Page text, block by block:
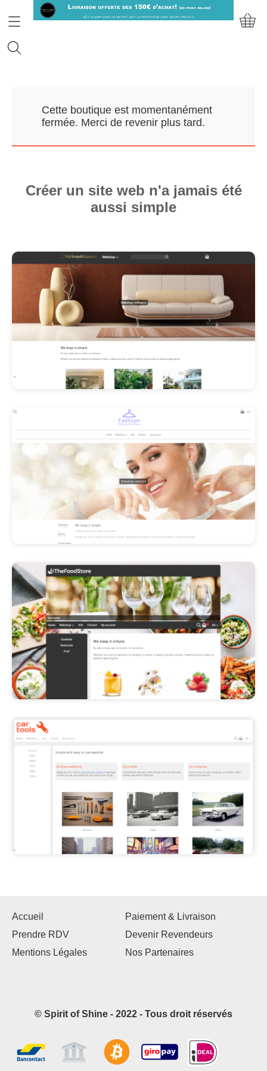
Prendre RDV
Nos Marques
Contact
E-Boutique
Les Promos!
Polishangel Belgium
Cette boutique est momentanément
fermée. Merci de revenir plus tard.
Créer un site web n'a jamais été
aussi simple
Accueil
Paiement & Livraison
Prendre RDV
Devenir Revendeurs
Mentions Légales
Nos Partenaires
© Spirit of Shine - 2022 - Tous droit réservés